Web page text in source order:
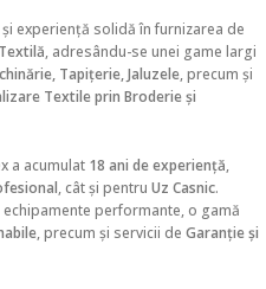
experiență solidă în furnizarea de
, adresându-se unei game largi
Tapițerie, Jaluzele, precum și
Textile prin Broderie și
a acumulat 18 ani de experiență,
, cât și pentru Uz Casnic.
performante, o gamă
, precum și servicii de Garanție și